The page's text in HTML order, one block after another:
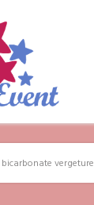
bicarbonate vergeture